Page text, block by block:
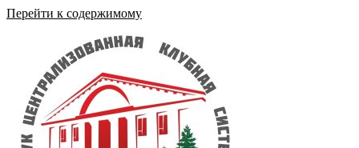
Перейти к содержимому